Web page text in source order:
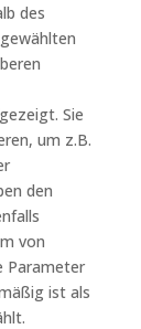
des
Sie
um z.B.
den
von
Parameter
ist als